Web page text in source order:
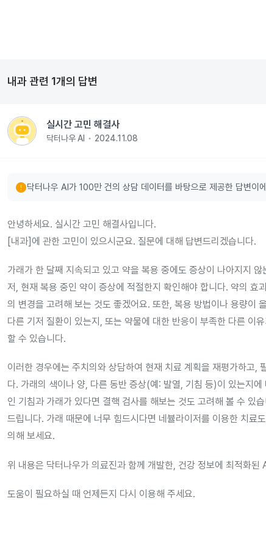
내과 관련 1개의 답변
실시간 고민 해결사
닥터나우 AI 2024.11.08
error닥터나우 AI가 100만 건의 상담 데이터를 바탕으로 제공한 답변이
안녕하세요. 실시간 고민 해결사입니다.
[내과]에 관한 고민이 있으시군요. 질문에 대해 답변드리겠습니다.
가래가 한 달째 지속되고 있고 약을 복용 중에도 증상이 나아지지
저, 현재 복용 중인 약이 증상에 적절한지 확인해야 합니다. 약의 효
의 변경을 고려해 보는 것도 좋겠어요. 또한, 복용 방법이나 용량이
다른 기저 질환이 있는지, 또는 약물에 대한 반응이 부족한 다른 이
할 수 있습니다.
이러한 경우에는 주치의와 상담하여 현재 치료 계획을 재평가하고,
다. 가래의 색이나 양, 다른 동반 증상(예: 발열, 기침 등)이 있는지
인 기침과 가래가 있다면 결핵 검사를 해보는 것도 고려해 볼 수 있
드립니다. 가래 때문에 너무 힘드시다면 네뷸라이저를 이용한 치료
의해 보세요.
위 내용은 닥터나우가 의료진과 함께 개발한, 건강 정보에 최적화된
도움이 필요하실 때 언제든지 다시 이용해 주세요.